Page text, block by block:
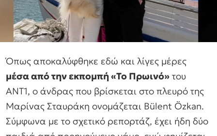
Όπως αποκαλύφθηκε εδώ και λίγες μέρες
μέσα από την εκπομπή «Το Πρωινό» του
ΑΝΤ1, ο άνδρας που βρίσκεται στο πλευρό της
Μαρίνας Σταυράκη ονομάζεται Bülent Özkan.
Σύμφωνα με το σχετικό ρεπορτάζ, έχει ήδη δύο